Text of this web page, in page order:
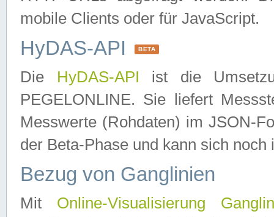
mobile Clients oder für JavaScript.
HyDAS-API BETA
Die HyDAS-API ist die
PEGELONLINE. Sie liefert
Messwerte (Rohdaten) im JSON-
der Beta-Phase und kann sich noch
Bezug von Ganglinien
Mit Online-Visualisierung